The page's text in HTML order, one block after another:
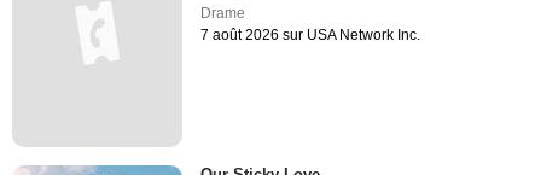
Drame
7 août 2026 sur USA Network Inc.